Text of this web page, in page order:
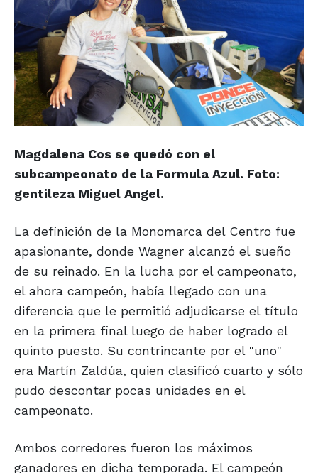
Magdalena Cos se quedó con el
subcampeonato de la Formula Azul. Foto:
gentileza Miguel Angel.
La definición de la Monomarca del Centro fue
apasionante, donde Wagner alcanzó el sueño
de su reinado. En la lucha por el campeonato,
el ahora campeón, había llegado con una
diferencia que le permitió adjudicarse el título
en la primera final luego de haber logrado el
quinto puesto. Su contrincante por el "uno"
era Martín Zaldúa, quien clasificó cuarto y sólo
pudo descontar pocas unidades en el
campeonato.
Ambos corredores fueron los máximos
ganadores en dicha temporada. El campeón